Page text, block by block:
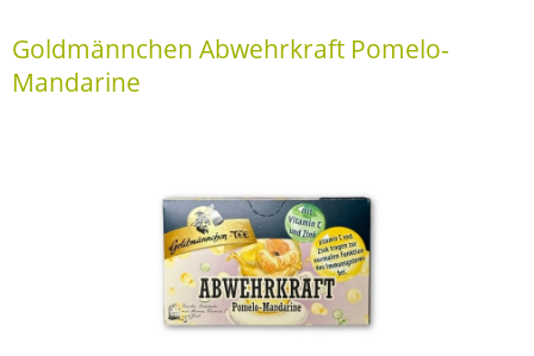
Goldmännchen Abwehrkraft Pomelo-
Mandarine